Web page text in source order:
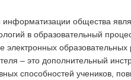
общества
в образовательный
электронных
– это дополнительный
способностей учеников,